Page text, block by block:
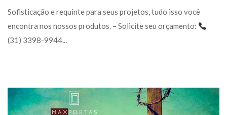
Sofisticação e requinte para seus projetos, tudo isso você
encontra nos nossos produtos. – Solicite seu orçamento:
(31) 3398-9944...